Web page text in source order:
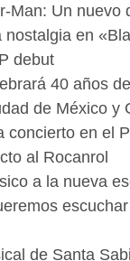
Man: Un nuevo
nostalgia en
debut
40 años
de México y
concierto en el
al Rocanrol
a la nueva
de Santa